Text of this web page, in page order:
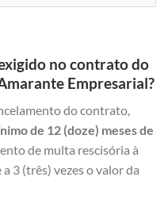
no contrato do
Empresarial?
do contrato,
de 12 (doze) meses de
de multa rescisória à
3 (três) vezes o valor da